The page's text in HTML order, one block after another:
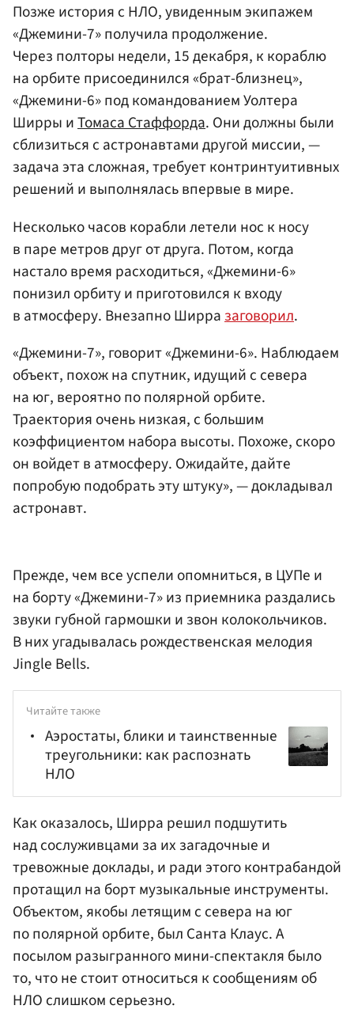
Позже история с НЛО, увиденным экипажем
«Джемини-7» получила продолжение.
Через полторы недели, 15 декабря, к кораблю
на орбите присоединился «брат-близнец»,
«Джемини-6» под командованием Уолтера
Ширры иТомаса Стаффорда. Они должны были
сблизиться с астронавтами другой миссии, —
задача эта сложная, требует контринтуитивных
решений и выполнялась впервые в мире.
Несколько часов корабли летели нос к носу
в паре метров друг от друга. Потом, когда
настало время расходиться, «Джемини-6»
понизил орбиту и приготовился к входу
в атмосферу. Внезапно Ширра заговорил.
«Джемини-7», говорит «Джемини-6». Наблюдаем
объект, похож на спутник, идущий с севера
на юг, вероятно по полярной орбите.
Траектория очень низкая, с большим
коэффициентом набора высоты. Похоже, скоро
он войдет в атмосферу. Ожидайте, дайте
попробую подобрать эту штуку», — докладывал
астронавт.
Прежде, чем все успели опомниться, в ЦУПе и
на борту «Джемини-7» из приемника раздались
звуки губной гармошки и звон колокольчиков.
В них угадывалась рождественская мелодия
Jingle Bells.
Читайте также
Аэростаты, блики и таинственные
треугольники: как распознать
НЛО
Как оказалось, Ширра решил подшутить
над сослуживцами за их загадочные и
тревожные доклады, и ради этого контрабандой
протащил на борт музыкальные инструменты.
Объектом, якобы летящим с севера на юг
по полярной орбите, был Санта Клаус. А
посылом разыгранного мини-спектакля было
то, что не стоит относиться к сообщениям об
НЛО слишком серьезно.